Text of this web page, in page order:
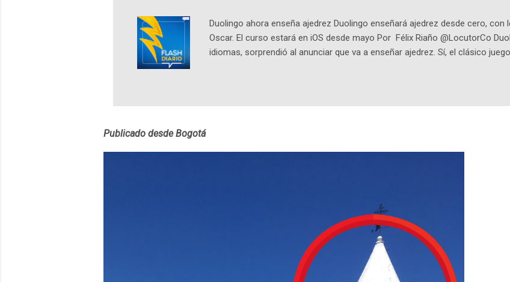
Duolingo ahora enseña ajedrez Duolingo enseñará ajedrez desde cero,
Oscar. El curso estará en iOS desde mayo Por Félix Riaño @LocutorCo
idiomas, sorprendió al anunciar que va a enseñar ajedrez. Sí, el clásico
estará disponible primero en inglés. Los usuarios aprenderán desde lo
personajes simpáticos y ayudas visuales. ¿Será posible que una app que
Publicado desde Bogotá